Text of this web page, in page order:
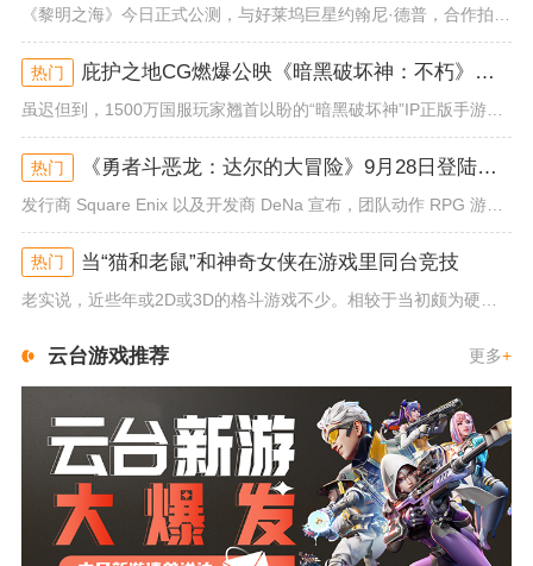
《黎明之海》今日正式公测，与好莱坞巨星约翰尼·德普，合作拍摄的宣传短片《冒险者的游戏》同步上线！沉浸式环球之旅 打造属于...
热门 庇护之地CG燃爆公映《暗黑破坏神：不朽》今日全平台上线
虽迟但到，1500万国服玩家翘首以盼的“暗黑破坏神”IP正版手游《暗黑破坏神：不朽》已于今日全平台上线！动作RPG王者再...
热门 《勇者斗恶龙：达尔的大冒险》9月28日登陆苹果谷歌应用商店
发行商 Square Enix 以及开发商 DeNa 宣布，团队动作 RPG 游戏《勇者斗恶龙：达尔的大冒险 魂之绊》将...
热门 当“猫和老鼠”和神奇女侠在游戏里同台竞技
云台游戏推荐 更多+